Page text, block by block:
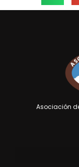
Asociación